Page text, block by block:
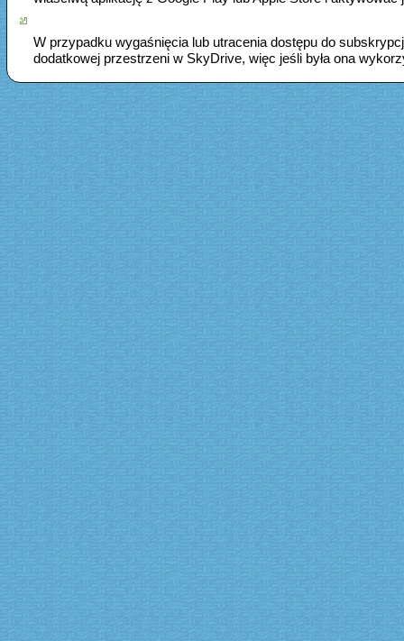
W przypadku wygaśnięcia lub utracenia dostępu do
dodatkowej przestrzeni w SkyDrive, więc jeśli była ona